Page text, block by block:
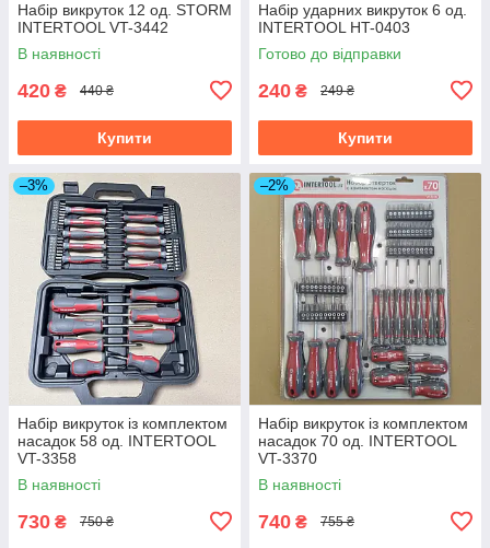
Набір викруток 12 од. STORM
INTERTOOL VT-3442
В наявності
420 ₴ 440 ₴
Купити
Набір ударних викруток 6 од.
INTERTOOL HT-0403
Готово до відправки
240 ₴ 249 ₴
Купити
–3%
Набір викруток із комплектом
насадок 58 од. INTERTOOL
VT-3358
В наявності
730 ₴ 750 ₴
–2%
Набір викруток із комплектом
насадок 70 од. INTERTOOL
VT-3370
В наявності
740 ₴ 755 ₴